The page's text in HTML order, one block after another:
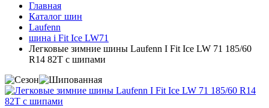
Главная
Каталог шин
Laufenn
шина i Fit Ice LW71
Легковые зимние шины Laufenn I Fit Ice LW 71 185/60
R14 82T с шипами